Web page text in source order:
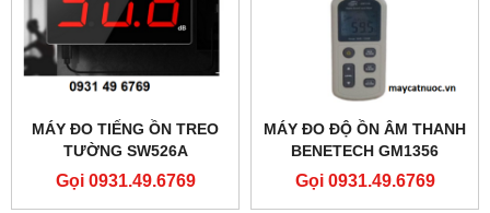
MÁY ĐO TIẾNG ỒN TREO
TƯỜNG SW526A
Gọi 0931.49.6769
MÁY ĐO ĐỘ ỒN ÂM THANH
BENETECH GM1356
Gọi 0931.49.6769